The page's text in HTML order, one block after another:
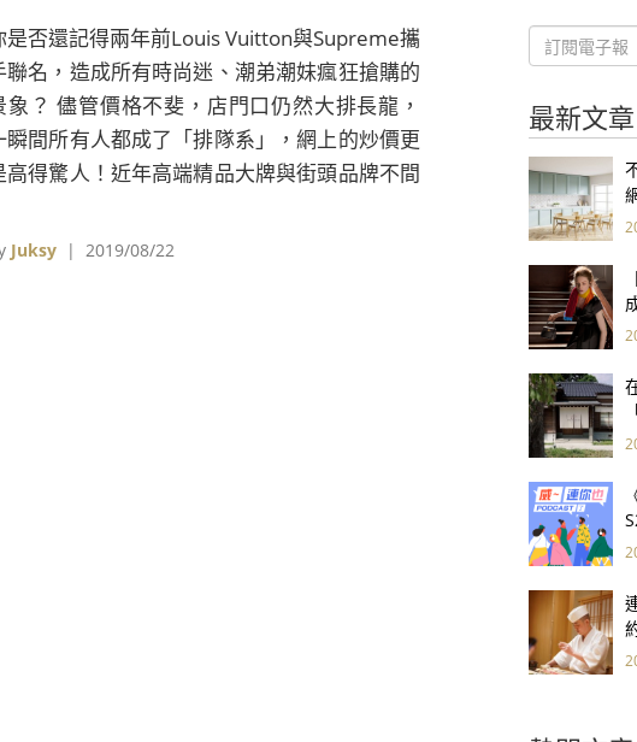
是否還記得兩年前Louis Vuitton與Supreme攜
聯名，造成所有時尚迷、潮弟潮妹瘋狂搶購的
象？ 儘管價格不斐，店門口仍然大排長龍，
瞬間所有人都成了「排隊系」，網上的炒價更
高得驚人！近年高端精品大牌與街頭品牌不間
多或少都有感受到這股「新勢力」吧？！
Juksy | 2019/08/22
最新文章